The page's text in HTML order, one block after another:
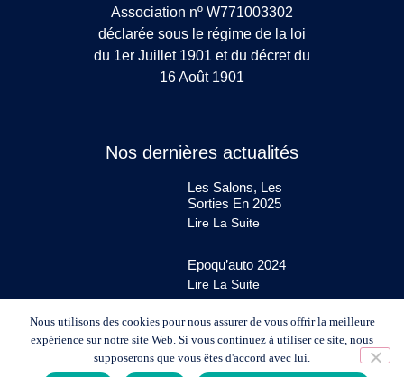
Association nº W771003302
déclarée sous le régime de la loi
du 1er Juillet 1901 et du décret du
16 Août 1901
Nos dernières actualités
Les Salons, Les
Sorties En 2025
Lire La Suite
Epoqu’auto 2024
Lire La Suite
Nous utilisons des cookies pour nous assurer de vous offrir la meilleure
expérience sur notre site Web. Si vous continuez à utiliser ce site, nous
supposerons que vous êtes d'accord avec lui.